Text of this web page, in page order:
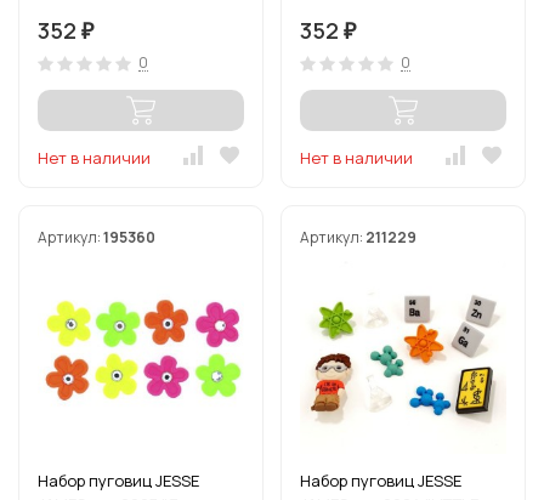
352 ₽
0
Нет в наличии
352 ₽
0
Нет в наличии
Артикул:195360
Набор пуговиц JESSE
Артикул: 211229
Набор пуговиц JESSE